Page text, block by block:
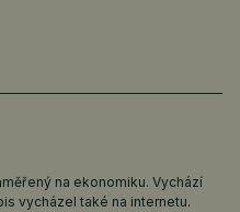
na ekonomiku. Vychází
vycházel také na internetu.